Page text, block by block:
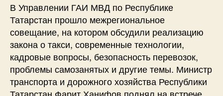
В Управлении ГАИ МВД по Республике
Татарстан прошло межрегиональное
совещание, на котором обсудили реализацию
закона о такси, современные технологии,
кадровые вопросы, безопасность перевозок,
проблемы самозанятых и другие темы. Министр
транспорта и дорожного хозяйства Республики